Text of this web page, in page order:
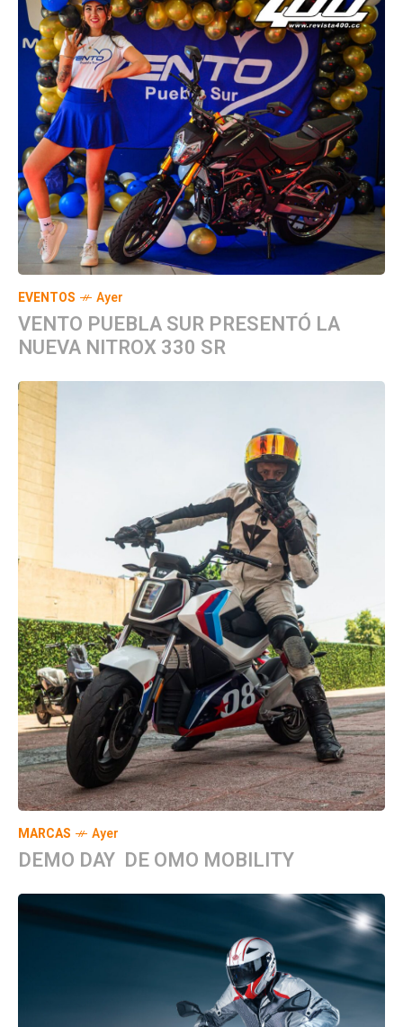
EVENTOS Ayer
VENTO PUEBLA SUR PRESENTÓ LA
NUEVA NITROX 330 SR
MARCAS Ayer
DEMO DAY DE OMO MOBILITY